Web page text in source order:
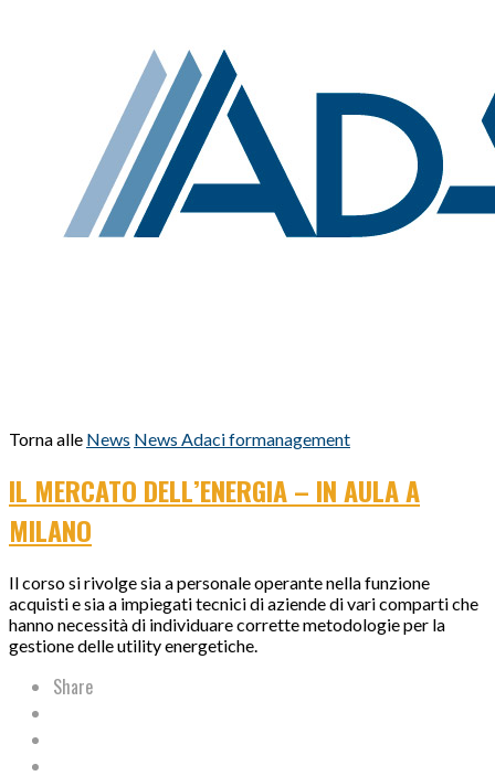
Torna alle News News Adaci formanagement
IL MERCATO DELL’ENERGIA – IN AULA A
MILANO
Il corso si rivolge sia a personale operante nella funzione
acquisti e sia a impiegati tecnici di aziende di vari comparti che
hanno necessità di individuare corrette metodologie per la
gestione delle utility energetiche.
Share